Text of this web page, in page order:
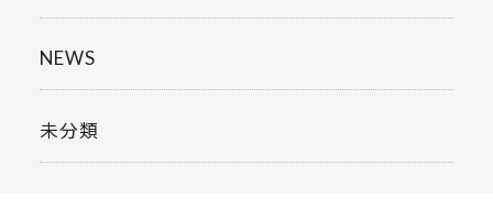
NEWS
未分類